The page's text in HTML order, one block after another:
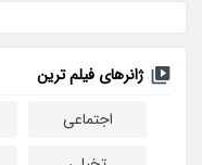
ژانرهای فیلم ترین
اجتماعی